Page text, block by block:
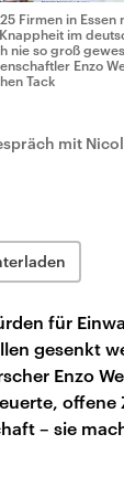
Firmen in Essen
im
nie so groß
Enzo
Tack
mit
für
gesenkt
Enzo
offene
– sie